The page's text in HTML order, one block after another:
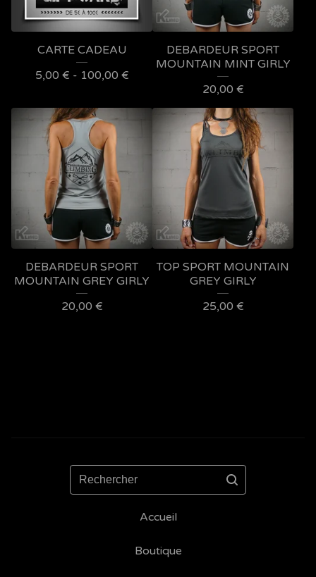
CARTE CADEAU
5,00 € - 100,00 €
DEBARDEUR SPORT
MOUNTAIN MINT GIRLY
20,00 €
DEBARDEUR SPORT
MOUNTAIN GREY GIRLY
20,00 €
TOP SPORT MOUNTAIN
GREY GIRLY
25,00 €
Rechercher
Accueil
Boutique